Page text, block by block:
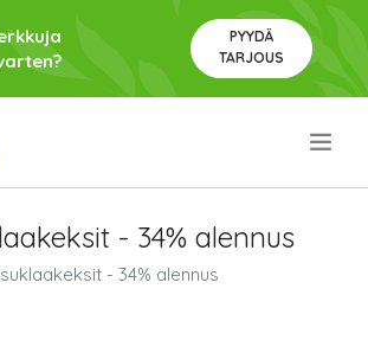
PYYDÄ
TARJOUS
- 34% alennus
- 34% alennus